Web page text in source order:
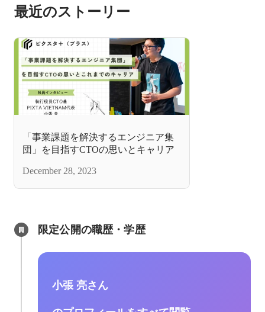
最近のストーリー
「事業課題を解決するエンジニア集
団」を目指すCTOの思いとキャリア
December 28, 2023
限定公開の職歴・学歴
小張 亮さん